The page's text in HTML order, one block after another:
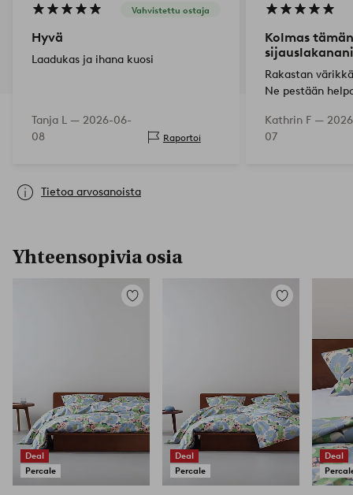
Vahvistettu ostaja
Hyvä
Laadukas ja ihana kuosi
Tanja L — 2026-06-
08
Raportoi
Kolmas
sijauslakanani
Rakastan
Ne pestään
Kathrin F —
07
Tietoa arvosanoista
Yhteensopivia osia
Deal
Percale
Lisää
Deal
Percale
Lisää
Deal